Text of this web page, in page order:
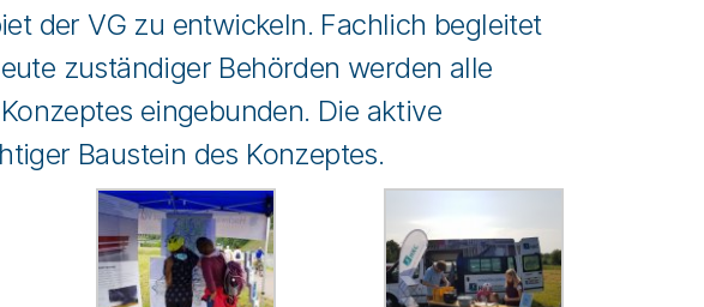
der VG zu entwickeln. Fachlich begleitet
zuständiger Behörden werden alle
eingebunden. Die aktive
Baustein des Konzeptes.